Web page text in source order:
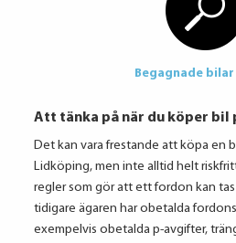
Begagnade
Att tänka på när du köper bil
Det kan vara frestande att köpa en
Lidköping, men inte alltid helt
regler som gör att ett fordon kan
tidigare ägaren har obetalda
exempelvis obetalda p-avgifter,